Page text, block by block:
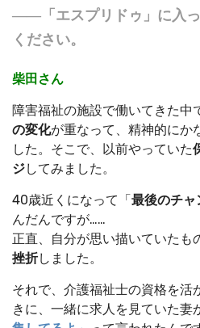
――「エスプリドゥ」に入
ください。
柴田さん
障害福祉の施設で働いてきた中
の変化が重なって、精神的にか
した。そこで、以前やっていた
ジしてみました。
40歳近くになって「最後のチャ
んだんですが……
正直、自分が思い描いていたも
挫折しました。
それで、介護福祉士の資格を活
きに、一緒に求人を見ていた妻